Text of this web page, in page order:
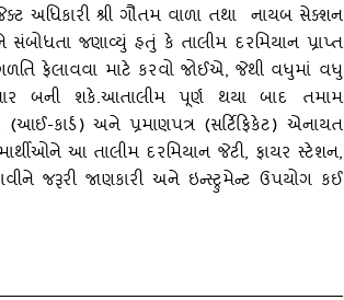
અધિકારી શ્રી ગૌતમ વાળા તથા નાયબ સેક્‍શન
સંબોધતા જણાવ્‍યું હતું કે તાલીમ દરમિયાન પ્રાપ્ત
ફેલાવવા માટે કરવો જોઈએ, જેથી વધુમાં વધુ
બની શકે.આતાલીમ પૂર્ણ થયા બાદ તમામ
કાર્ડ) અને પ્રમાણપત્ર (સર્ટિફિકેટ) એનાયત
આ તાલીમ દરમિયાન જેટી, ફાયર સ્‍ટેશન,
જરૂરી જાણકારી અને ઇન્‍સ્‍ટ્રુમેન્‍ટ ઉપયોગ કઈ